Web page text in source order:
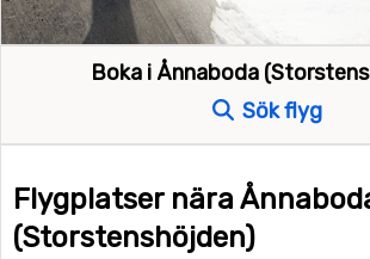
Boka i Ånnaboda
Sök flyg
Flygplatser nära
(Storstenshöjden)